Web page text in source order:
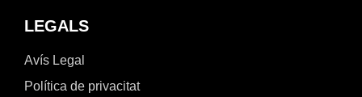
LEGALS
Avís Legal
Política de privacitat